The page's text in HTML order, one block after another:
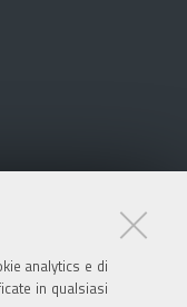
analytics e di
in qualsiasi